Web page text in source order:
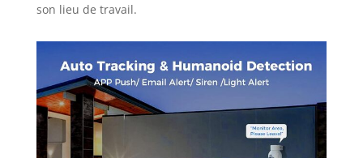
conditions
météorologiques
extrêmes (pluie,
froid). Ce système
prend en charge
l'accès à distance
son lieu de travail.